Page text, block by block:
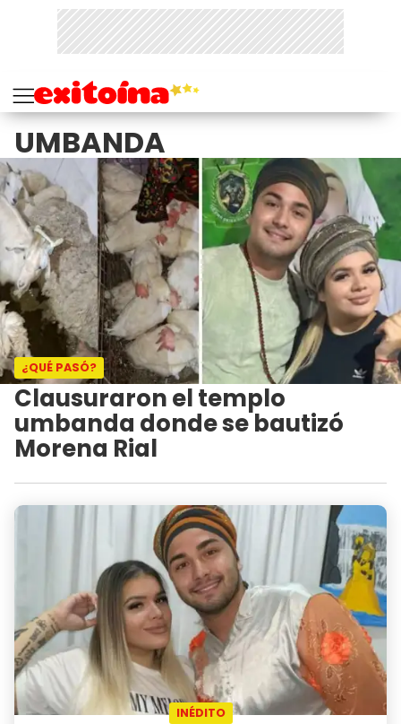
UMBANDA
¿QUÉ PASÓ?
Clausuraron el templo
umbanda donde se bautizó
Morena Rial
INÉDITO